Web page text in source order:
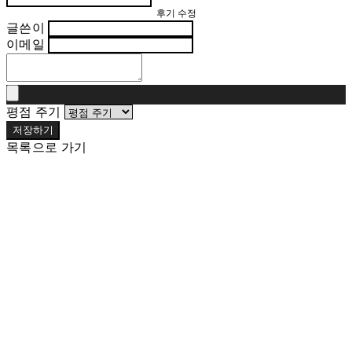
후기 수정
글쓴이
이메일
평점 주기
저장하기
목록으로 가기